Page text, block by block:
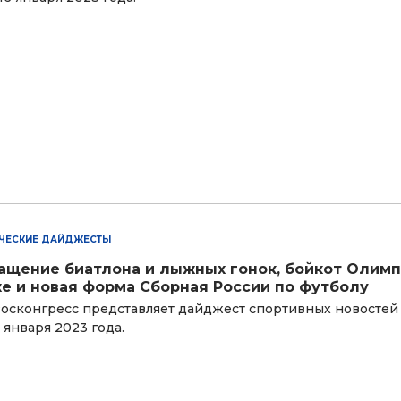
ДАЙДЖЕСТЫ
биатлона и лыжных гонок, бойкот
и новая форма Сборная России по футболу
представляет дайджест спортивных
января 2023 года.